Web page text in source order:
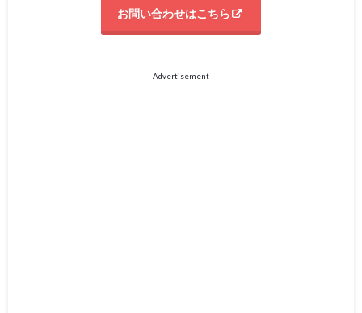
お問い合わせはこちら
Advertisement